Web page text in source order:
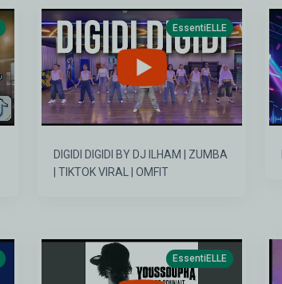
EssentiELLE
DIGIDI DIGIDI BY DJ ILHAM | ZUMBA
| TIKTOK VIRAL | OMFIT
EssentiELLE